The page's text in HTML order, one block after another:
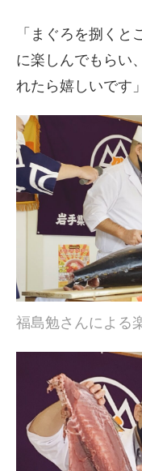
「まぐろを捌く
に楽しんでもらい
れたら嬉しいです
福島勉さんによる